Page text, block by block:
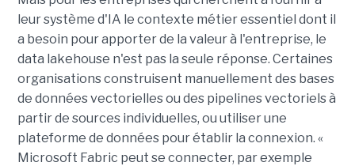
leur système d'IA le contexte métier essentiel dont il
a besoin pour apporter de la valeur à l'entreprise, le
data lakehouse n'est pas la seule réponse. Certaines
organisations construisent manuellement des bases
de données vectorielles ou des pipelines vectoriels à
partir de sources individuelles, ou utiliser une
plateforme de données pour établir la connexion. «
Microsoft Fabric peut se connecter, par exemple